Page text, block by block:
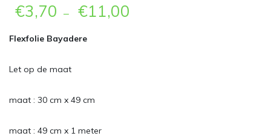
€3,70 – €11,00
Flexfolie Bayadere
Let op de maat
maat : 30 cm x 49 cm
maat : 49 cm x 1 meter